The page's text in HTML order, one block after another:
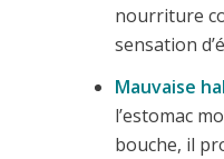
nourriture
sensation
Mauvaise
l’estomac
bouche, il